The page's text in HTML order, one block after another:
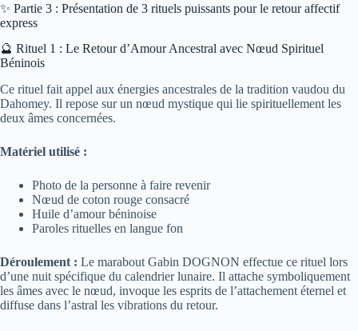
✨ Partie 3 : Présentation de 3 rituels puissants pour le retour affectif
express
🔮 Rituel 1 : Le Retour d’Amour Ancestral avec Nœud Spirituel
Béninois
Ce rituel fait appel aux énergies ancestrales de la tradition vaudou du
Dahomey. Il repose sur un nœud mystique qui lie spirituellement les
deux âmes concernées.
Matériel utilisé :
Photo de la personne à faire revenir
Nœud de coton rouge consacré
Huile d’amour béninoise
Paroles rituelles en langue fon
Déroulement : Le marabout Gabin DOGNON effectue ce rituel lors
d’une nuit spécifique du calendrier lunaire. Il attache symboliquement
les âmes avec le nœud, invoque les esprits de l’attachement éternel et
diffuse dans l’astral les vibrations du retour.